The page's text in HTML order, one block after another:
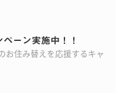
ーン実施中！！
お住み替えを応援するキャ